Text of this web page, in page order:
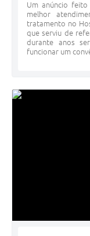
Um anúncio
melhor
tratamento no
que serviu de
durante anos
funcionar um